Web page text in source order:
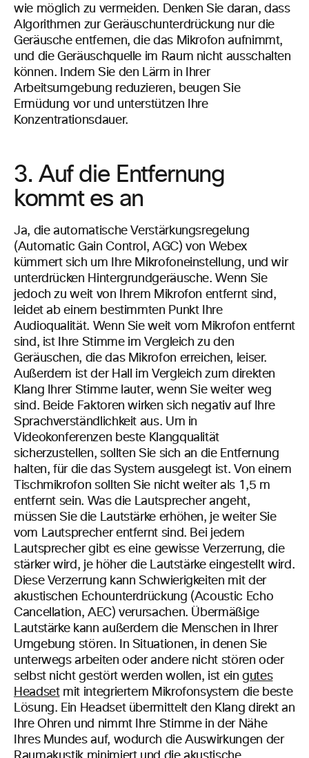
wie möglich zu vermeiden. Denken Sie daran, dass
Algorithmen zur Geräuschunterdrückung nur die
Geräusche entfernen, die das Mikrofon aufnimmt,
und die Geräuschquelle im Raum nicht ausschalten
können. Indem Sie den Lärm in Ihrer
Arbeitsumgebung reduzieren, beugen Sie
Ermüdung vor und unterstützen Ihre
Konzentrationsdauer.
3. Auf die Entfernung
kommt es an
Ja, die automatische Verstärkungsregelung
(Automatic Gain Control, AGC) von Webex
kümmert sich um Ihre Mikrofoneinstellung, und wir
unterdrücken Hintergrundgeräusche. Wenn Sie
jedoch zu weit von Ihrem Mikrofon entfernt sind,
leidet ab einem bestimmten Punkt Ihre
Audioqualität. Wenn Sie weit vom Mikrofon entfernt
sind, ist Ihre Stimme im Vergleich zu den
Geräuschen, die das Mikrofon erreichen, leiser.
Außerdem ist der Hall im Vergleich zum direkten
Klang Ihrer Stimme lauter, wenn Sie weiter weg
sind. Beide Faktoren wirken sich negativ auf Ihre
Sprachverständlichkeit aus. Um in
Videokonferenzen beste Klangqualität
sicherzustellen, sollten Sie sich an die Entfernung
halten, für die das System ausgelegt ist. Von einem
Tischmikrofon sollten Sie nicht weiter als 1,5 m
entfernt sein. Was die Lautsprecher angeht,
müssen Sie die Lautstärke erhöhen, je weiter Sie
vom Lautsprecher entfernt sind. Bei jedem
Lautsprecher gibt es eine gewisse Verzerrung, die
stärker wird, je höher die Lautstärke eingestellt wird.
Diese Verzerrung kann Schwierigkeiten mit der
akustischen Echounterdrückung (Acoustic Echo
Cancellation, AEC) verursachen. Übermäßige
Lautstärke kann außerdem die Menschen in Ihrer
Umgebung stören. In Situationen, in denen Sie
unterwegs arbeiten oder andere nicht stören oder
selbst nicht gestört werden wollen, ist eingutes
Headsetmit integriertem Mikrofonsystem die beste
Lösung. Ein Headset übermittelt den Klang direkt an
Ihre Ohren und nimmt Ihre Stimme in der Nähe
Ihres Mundes auf, wodurch die Auswirkungen der